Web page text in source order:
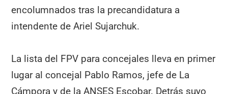
encolumnados tras la precandidatura a
intendente de Ariel Sujarchuk.
La lista del FPV para concejales lleva en primer
lugar al concejal Pablo Ramos, jefe de La
Cámpora y de la ANSES Escobar. Detrás suyo